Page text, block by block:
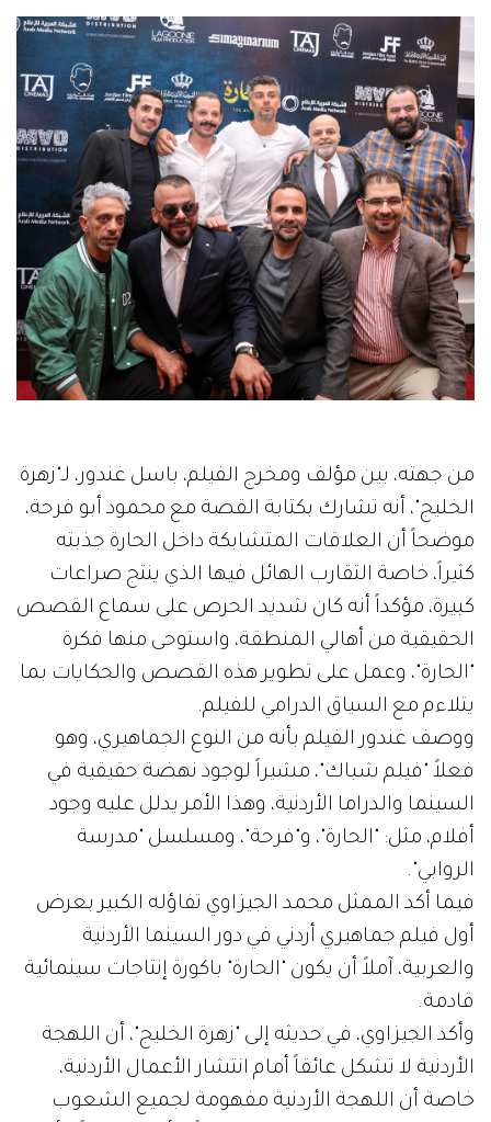
من جهته، بين مؤلف ومخرج الفيلم، باسل غندور، لـ"زهرة
الخليج"، أنه تشارك بكتابة القصة مع محمود أبو فرحة،
موضحاً أن العلاقات المتشابكة داخل الحارة جذبته
كثيراً، خاصة التقارب الهائل فيها الذي ينتج صراعات
كبيرة، مؤكداً أنه كان شديد الحرص على سماع القصص
الحقيقية من أهالي المنطقة، واستوحى منها فكرة
"الحارة"، وعمل على تطوير هذه القصص والحكايات بما
يتلاءم مع السياق الدرامي للفيلم.
ووصف غندور الفيلم بأنه من النوع الجماهيري، وهو
فعلاً "فيلم شباك"، مشيراً لوجود نهضة حقيقية في
السينما والدراما الأردنية، وهذا الأمر يدلل عليه وجود
أفلام، مثل: "الحارة"، و"فرحة"، ومسلسل "مدرسة
الروابي".
فيما أكد الممثل محمد الجيزاوي تفاؤله الكبير بعرض
أول فيلم جماهيري أردني في دور السينما الأردنية
والعربية، آملاً أن يكون "الحارة" باكورة إنتاجات سينمائية
قادمة.
وأكد الجيزاوي، في حديثه إلى "زهرة الخليج"، أن اللهجة
الأردنية لا تشكل عائقاً أمام انتشار الأعمال الأردنية،
خاصة أن اللهجة الأردنية مفهومة لجميع الشعوب